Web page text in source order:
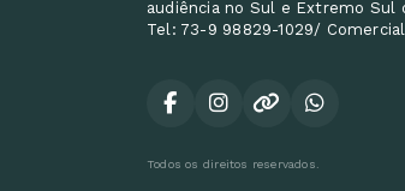
audiência no Sul e Extremo Sul
Tel: 73-9 98829-1029/
Todos os direitos reservados.